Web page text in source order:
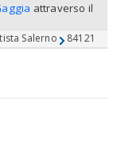
attraverso il
Salerno 84121